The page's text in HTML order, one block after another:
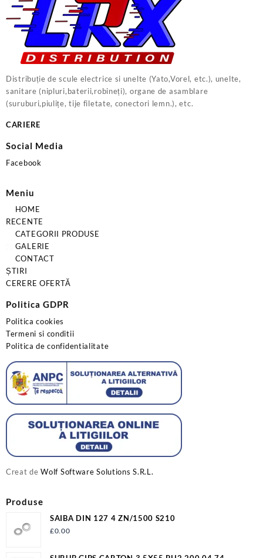
Distribuție de scule electrice si unelte (Yato,Vorel, etc.), unelte,
sanitare (nipluri,baterii,robineți), organe de asamblare
(suruburi,piulițe, tije filetate, conectori lemn.), etc.
CARIERE
Social Media
Facebook
Meniu
HOME
RECENTE
CATEGORII PRODUSE
GALERIE
CONTACT
ȘTIRI
CERERE OFERTĂ
Politica GDPR
Politica cookies
Termeni si conditii
Politica de confidentialitate
Creat deWolf Software Solutions S.R.L.
Produse
SAIBA DIN 127 4 ZN/1500 S210
£0.00